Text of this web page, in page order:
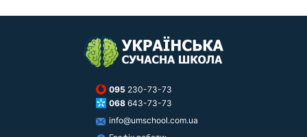
095 230-73-73
068 643-73-73
info@umschool.com.ua